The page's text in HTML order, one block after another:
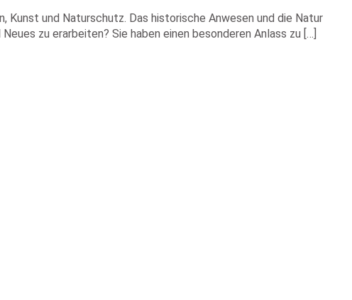
Kunst und Naturschutz. Das historische Anwesen und die Natur
zu erarbeiten? Sie haben einen besonderen Anlass zu […]